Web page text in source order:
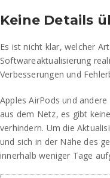
Keine Details
Es ist nicht klar, welcher
Softwareaktualisierung
Verbesserungen und
Apples AirPods und
aus dem Netz, es gibt
verhindern. Um die
und sich in der Nähe des
innerhalb weniger Tage